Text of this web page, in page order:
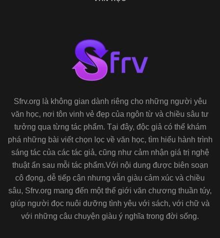
Sfrv.org là không gian dành riêng cho những người yêu
văn học, nơi tôn vinh vẻ đẹp của ngôn từ và chiều sâu tư
tưởng qua từng tác phẩm. Tại đây, độc giả có thể khám
phá những bài viết chọn lọc về văn học, tìm hiểu hành trình
sáng tác của các tác giả, cũng như cảm nhận giá trị nghệ
thuật ẩn sau mỗi tác phẩm.Với nội dung được biên soạn
cô đọng, dễ tiếp cận nhưng vẫn giàu cảm xúc và chiều
sâu, Sfrv.org mang đến một thế giới văn chương thuần túy,
giúp người đọc nuôi dưỡng tình yêu với sách, với chữ và
với những câu chuyện giàu ý nghĩa trong đời sống.